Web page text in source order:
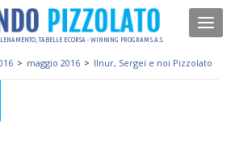
TABELLE E CORSA - WINNING PROGRAM S.A.S.
> maggio 2016 > Ilnur, Sergei e noi Pizzolato